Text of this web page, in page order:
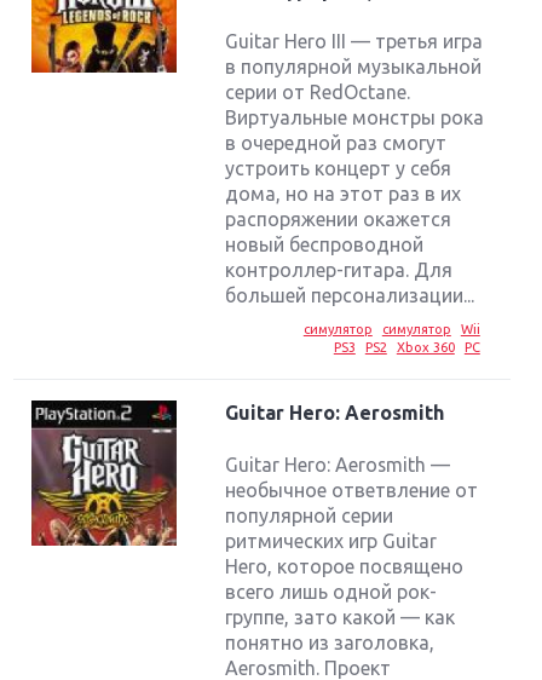
Guitar Hero III — третья игра
в популярной музыкальной
серии от RedOctane.
Виртуальные монстры рока
в очередной раз смогут
устроить концерт у себя
дома, но на этот раз в их
распоряжении окажется
новый беспроводной
контроллер-гитара. Для
большей персонализации...
симулятор симулятор
Wii
PS3
PS2 Xbox 360 PC
Guitar Hero: Aerosmith
Guitar Hero: Aerosmith —
необычное ответвление от
популярной серии
ритмических игр Guitar
Hero, которое посвящено
всего лишь одной рок-
группе, зато какой — как
понятно из заголовка,
Aerosmith. Проект